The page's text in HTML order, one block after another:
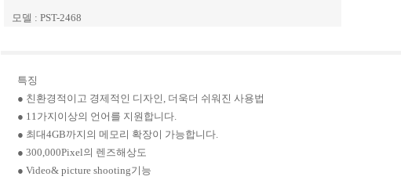
모델 : PST-2468
특징
● 친환경적이고 경제적인 디자인, 더욱더 쉬워진 사용법
● 11가지이상의 언어를 지원합니다.
● 최대4GB까지의 메모리 확장이 가능합니다.
● 300,000Pixel의 렌즈해상도
● Video& picture shooting기능